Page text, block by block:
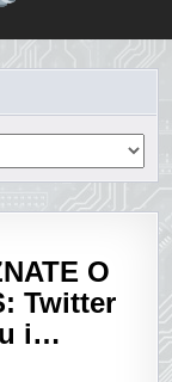
O
Twitter
i…